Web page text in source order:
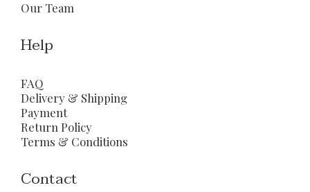
Our Team
Help
FAQ
Delivery & Shipping
Payment
Return Policy
Terms & Conditions
Contact